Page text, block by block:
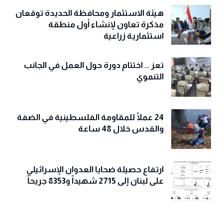
هيئة الاستثمار ومحافظة الحديدة توقعان
مذكرة تعاون لإنشاء أول منطقة
استثمارية زراعية
تعز .. اختتام دورة حول العمل في الجانب
التنموي
24 عملًا للمقاومة الفلسطينية في الضفة
والقدس خلال 48 ساعة
ارتفاع حصيلة ضحايا العدوان الإسرائيلي
على لبنان إلى 2715 شهيداً و8353 جريحاً